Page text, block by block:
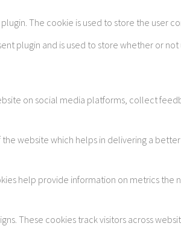
plugin. The cookie is used to store the user
plugin and is used to store whether or
on social media platforms, collect
website which helps in delivering a
help provide information on metrics the
These cookies track visitors across